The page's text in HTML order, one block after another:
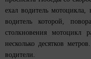
ехал водитель
водитель которой,
столкновения мотоцикл
несколько десятков
водители.